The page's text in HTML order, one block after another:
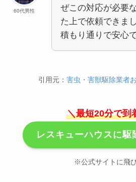
60代男性
ぜこの対応が必要
た上で依頼できま
積もり通りで安心で
引用元：害虫・害獣駆除業者
＼最短20分で到
レスキューハウスに駆
※公式サイトに飛